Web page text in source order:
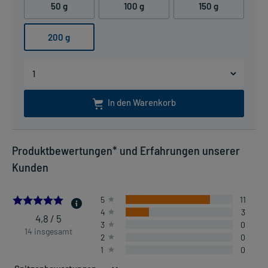
50 g 100 g 150 g
200 g
In den Warenkorb
Produktbewertungen* und Erfahrungen unserer
Kunden
4.785714285714286
4,8 / 5
14 insgesamt
5
11
4
3
3
0
2
0
1
0